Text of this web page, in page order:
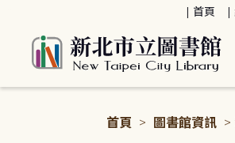
首頁
首頁 > 圖書館資訊 >